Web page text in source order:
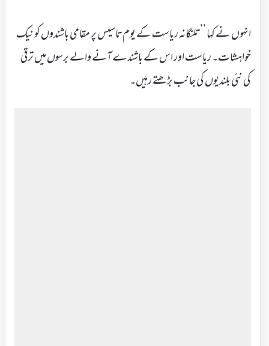
انہوں نے کہا ’’تلنگانہ ریاست کے یوم تاسیس پر مقامی باشندوں کو نیک
خواہشات۔ ریاست اور اس کے باشندے آنے والے برسوں میں ترقی
کی نئی بلندیوں کی جانب بڑھتے رہیں۔